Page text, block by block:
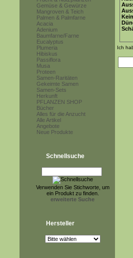
Gemüse & Gewürze
Mangroven & Teich
Palmen & Palmfarne
Acacia
Adenium
Baumfarne/Farne
Eucalyptus
Plumeria
Hibiskus
Passiflora
Musa
Proteen
Samen-Raritäten
Gekeimte Samen
Samen-Sets
Herkunft
PFLANZEN SHOP
Bücher
Alles für die Anzucht
Alle Artikel
Angebote
Neue Produkte
Schnellsuche
Verwenden Sie Stichworte, um
ein Produkt zu finden.
erweiterte Suche
Hersteller
Ich